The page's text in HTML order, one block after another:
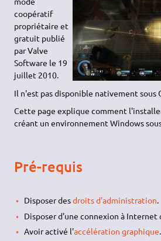
coopératif
propriétaire et
gratuit publié
par Valve
Software le 19
juillet 2010.
Il n'est pas disponible nativement sous
Cette page explique comment
créant un environnement Windows
Pré-requis
Disposer desdroits d'administration.
Disposer d'une connexion à Internet
Avoir activé l'accélération graphique.